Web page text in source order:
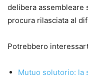
delibera assembleare
procura rilasciata al
Potrebbero
Mutuo solutorio: la